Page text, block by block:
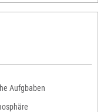
Aufgbaben